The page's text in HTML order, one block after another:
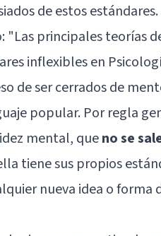
de estos estándares.
"Las principales teorías
inflexibles en
de ser cerrados de
popular. Por regla
mental, queno se
tiene sus propios
nueva idea o forma